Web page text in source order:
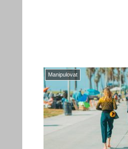
Manipulovat